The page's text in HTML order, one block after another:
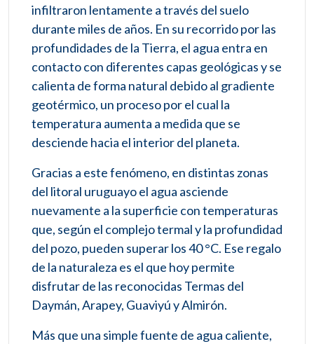
infiltraron lentamente a través del suelo
durante miles de años. En su recorrido por las
profundidades de la Tierra, el agua entra en
contacto con diferentes capas geológicas y se
calienta de forma natural debido al gradiente
geotérmico, un proceso por el cual la
temperatura aumenta a medida que se
desciende hacia el interior del planeta.
Gracias a este fenómeno, en distintas zonas
del litoral uruguayo el agua asciende
nuevamente a la superficie con temperaturas
que, según el complejo termal y la profundidad
del pozo, pueden superar los 40 °C. Ese regalo
de la naturaleza es el que hoy permite
disfrutar de las reconocidas Termas del
Daymán, Arapey, Guaviyú y Almirón.
Más que una simple fuente de agua caliente,